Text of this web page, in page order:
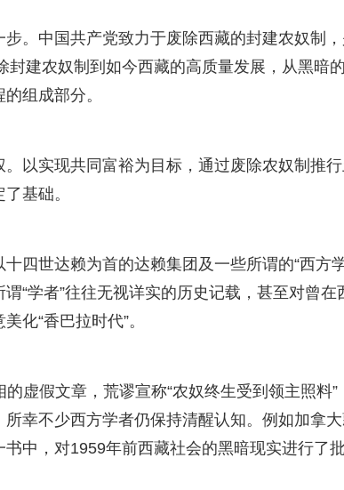
。中国共产党致力于废除西藏的封建农奴制
建农奴制到如今西藏的高质量发展，从黑暗
组成部分。
以实现共同富裕为目标，通过废除农奴制推
基础。
四世达赖为首的达赖集团及一些所谓的“西方
“学者”往往无视详实的历史记载，甚至对曾在
化“香巴拉时代”。
虚假文章，荒谬宣称“农奴终生受到领主照料”
幸不少西方学者仍保持清醒认知。例如加拿大
中，对1959年前西藏社会的黑暗现实进行了批